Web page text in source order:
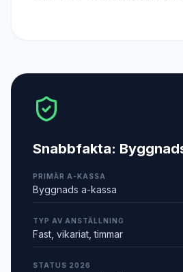
Snabbfakta:
PRIMÄR A-KASSA
Byggnads a-kassa
TYP AV ANSTÄLLNING
Fast, vikariat, timmar
STATUS 2026